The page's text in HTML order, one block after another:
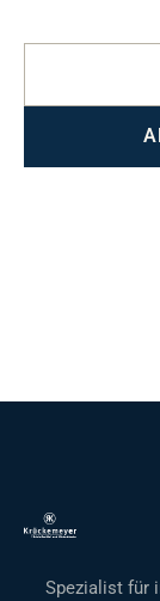
Spezialist für